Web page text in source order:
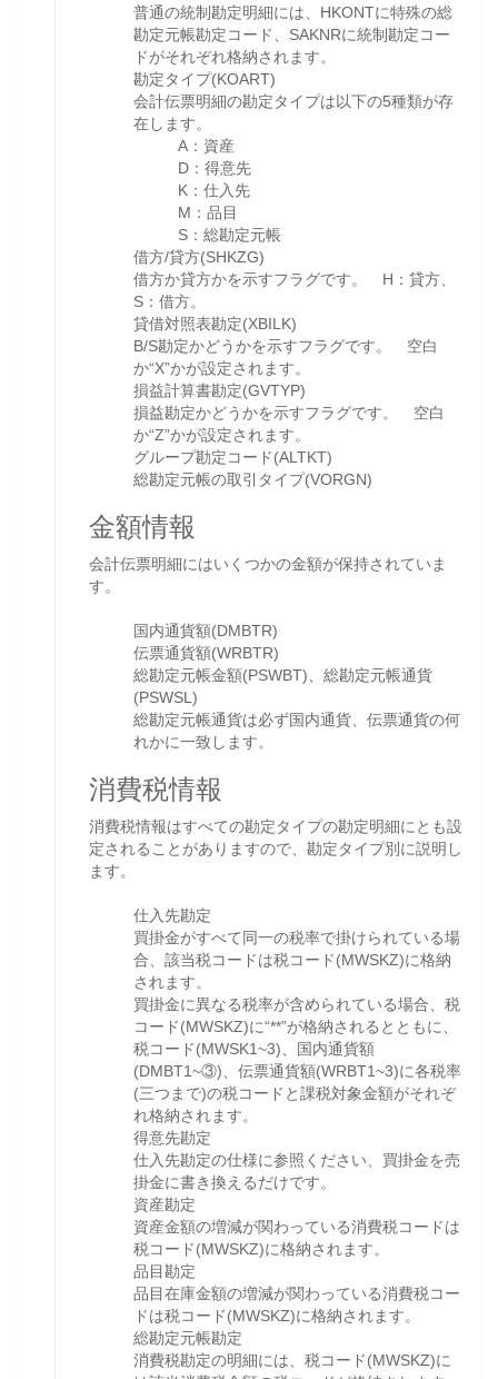
普通の統制勘定明細には、HKONTに特殊の総
勘定元帳勘定コード、SAKNRに統制勘定コー
ドがそれぞれ格納されます。
勘定タイプ(KOART)
会計伝票明細の勘定タイプは以下の5種類が存
在します。
A：資産
D：得意先
K：仕入先
M：品目
S：総勘定元帳
借方/貸方(SHKZG)
借方か貸方かを示すフラグです。 H：貸方、
S：借方。
貸借対照表勘定(XBILK)
B/S勘定かどうかを示すフラグです。 空白
か“X”かが設定されます。
損益計算書勘定(GVTYP)
損益勘定かどうかを示すフラグです。 空白
か“Z”かが設定されます。
グループ勘定コード(ALTKT)
総勘定元帳の取引タイプ(VORGN)
金額情報
会計伝票明細にはいくつかの金額が保持されていま
す。
国内通貨額(DMBTR)
伝票通貨額(WRBTR)
総勘定元帳金額(PSWBT)、総勘定元帳通貨
(PSWSL)
総勘定元帳通貨は必ず国内通貨、伝票通貨の何
れかに一致します。
消費税情報
消費税情報はすべての勘定タイプの勘定明細にとも設
定されることがありますので、勘定タイプ別に説明し
ます。
仕入先勘定
買掛金がすべて同一の税率で掛けられている場
合、該当税コードは税コード(MWSKZ)に格納
されます。
買掛金に異なる税率が含められている場合、税
コード(MWSKZ)に“**”が格納されるとともに、
税コード(MWSK1~3)、国内通貨額
(DMBT1~③)、伝票通貨額(WRBT1~3)に各税率
(三つまで)の税コードと課税対象金額がそれぞ
れ格納されます。
得意先勘定
仕入先勘定の仕様に参照ください、買掛金を売
掛金に書き換えるだけです。
資産勘定
資産金額の増減が関わっている消費税コードは
税コード(MWSKZ)に格納されます。
品目勘定
品目在庫金額の増減が関わっている消費税コー
ドは税コード(MWSKZ)に格納されます。
総勘定元帳勘定
消費税勘定の明細には、税コード(MWSKZ)に